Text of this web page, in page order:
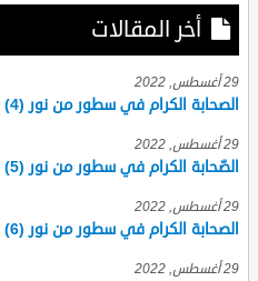
أخر المقالات
29 أغسطس, 2022
الصحابة الكرام في سطور من نور (4)
29 أغسطس, 2022
الصّحابة الكرام في سطور من نور (5)
29 أغسطس, 2022
الصحابة الكرام في سطور من نور (6)
29 أغسطس, 2022